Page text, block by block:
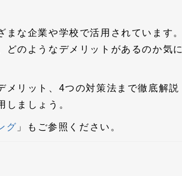
な企業や学校で活用されています。
どのようなデメリットがあるのか気に
リット、4つの対策法まで徹底解説
ましょう。
グ 」もご参照ください。